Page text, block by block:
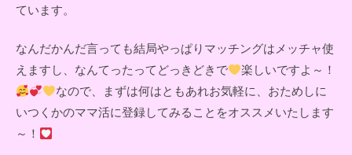
ています。
なんだかんだ言っても結局やっぱりマッチングはメッチャ使
えますし、なんてったってどっきどきで
楽しいですよ～！
なので、まずは何はともあれお気軽に、おためしに
いつくかのママ活に登録してみることをオススメいたします
～！